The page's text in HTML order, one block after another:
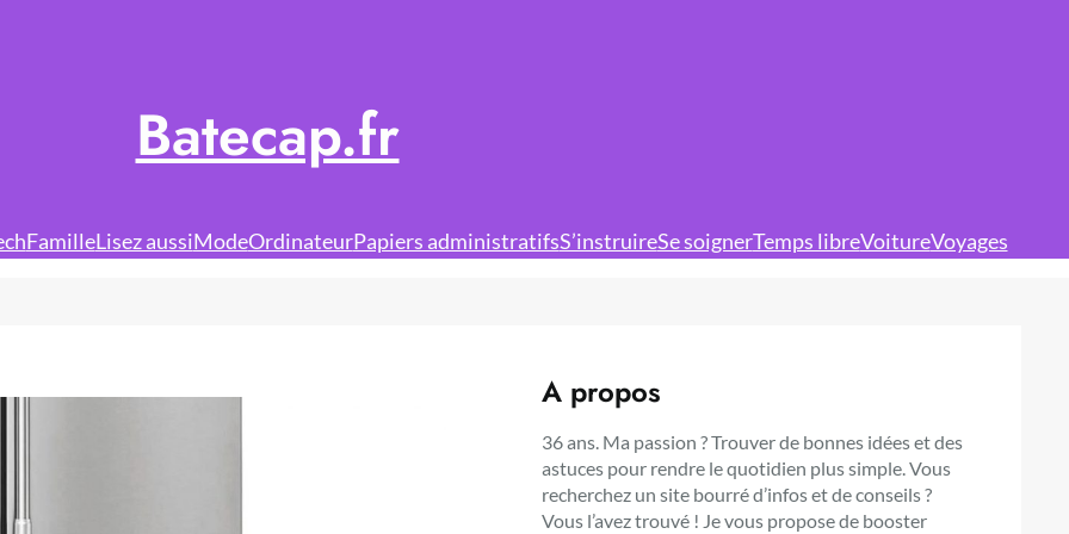
Batecap.fr
FamilleLisez aussiModeOrdinateurPapiers administratifsS’instruireSe soignerTemps libreVoitureVoyages
A propos
36 ans. Ma passion ? Trouver de bonnes idées et des
astuces pour rendre le quotidien plus simple. Vous
recherchez un site bourré d’infos et de conseils ?
Vous l’avez trouvé ! Je vous propose de booster